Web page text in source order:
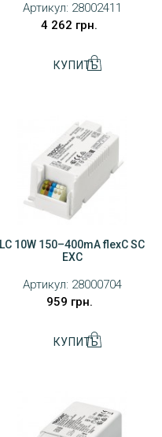
Артикул: 28002411
4 262 грн.
LC 10W 150–400mA flexC SC
EXC
Артикул: 28000704
959 грн.